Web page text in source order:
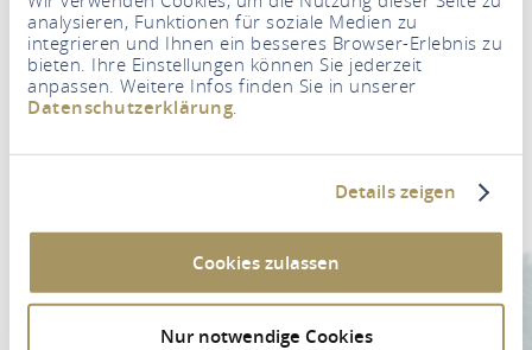
analysieren, Funktionen für soziale Medien zu
integrieren und Ihnen ein besseres Browser-Erlebnis zu
bieten. Ihre Einstellungen können Sie jederzeit
anpassen. Weitere Infos finden Sie in unserer
Datenschutzerklärung
Details zeigen
Cookies zulassen
Nur notwendige Cookies
Newsletter